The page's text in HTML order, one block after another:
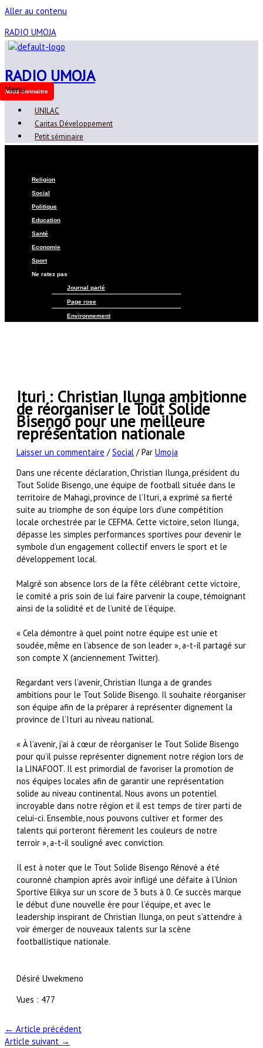
Aller au contenu
RADIO UMOJA
RADIO UMOJA
Nous connaitre
Menu
UNILAC
Caritas Développement
Petit séminaire
Religion
Social
Politique
Education
Santé
Economie
Sport
Ne ratez pas
Journal parlé
Page rose
Environnement
Ituri : Christian Ilunga ambitionne
de réorganiser le Tout Solide
Bisengo pour une meilleure
représentation nationale
Laisser un commentaire /Social / Par Umoja
Dans une récente déclaration, Christian Ilunga, président du
Tout Solide Bisengo, une équipe de football située dans le
territoire de Mahagi, province de l’Ituri, a exprimé sa fierté
suite au triomphe de son équipe lors d’une compétition
locale orchestrée par le CEFMA. Cette victoire, selon Ilunga,
dépasse les simples performances sportives pour devenir le
symbole d’un engagement collectif envers le sport et le
développement local.
Malgré son absence lors de la fête célébrant cette victoire,
le comité a pris soin de lui faire parvenir la coupe, témoignant
ainsi de la solidité et de l’unité de l’équipe.
« Cela démontre à quel point notre équipe est unie et
soudée, même en l’absence de son leader », a-t-il partagé sur
son compte X (anciennement Twitter).
Regardant vers l’avenir, Christian Ilunga a de grandes
ambitions pour le Tout Solide Bisengo. Il souhaite réorganiser
son équipe afin de la préparer à représenter dignement la
province de l’Ituri au niveau national.
« À l’avenir, j’ai à cœur de réorganiser le Tout Solide Bisengo
pour qu’il puisse représenter dignement notre région lors de
la LINAFOOT. Il est primordial de favoriser la promotion de
nos équipes locales afin de garantir une représentation
solide au niveau continental. Nous avons un potentiel
incroyable dans notre région et il est temps de tirer parti de
celui-ci. Ensemble, nous pouvons cultiver et former des
talents qui porteront fièrement les couleurs de notre
terroir », a-t-il souligné avec conviction.
Il est à noter que le Tout Solide Bisengo Rénové a été
couronné champion après avoir infligé une défaite à l’Union
Sportive Elikya sur un score de 3 buts à 0. Ce succès marque
le début d’une nouvelle ère pour l’équipe, et avec le
leadership inspirant de Christian Ilunga, on peut s’attendre à
voir émerger de nouveaux talents sur la scène
footballistique nationale.
Désiré Uwekmeno
Vues : 477
← Article précédent
Article suivant →